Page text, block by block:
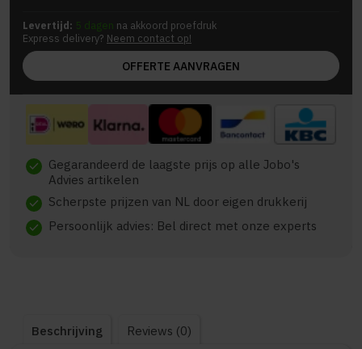
Levertijd: 5 dagen na akkoord proefdruk
Express delivery? Neem contact op!
OFFERTE AANVRAGEN
check Gegarandeerd de laagste prijs op alle Jobo's
Advies artikelen
check Scherpste prijzen van NL door eigen drukkerij
check Persoonlijk advies: Bel direct met onze experts
Beschrijving Reviews (0)